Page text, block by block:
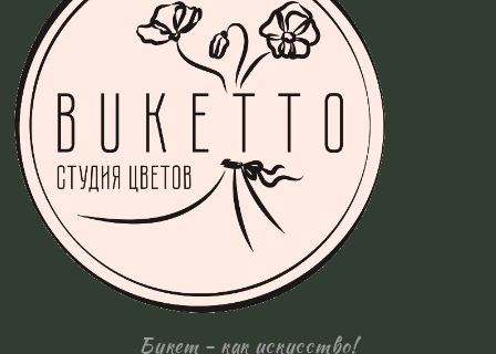
Букет - как искусство!